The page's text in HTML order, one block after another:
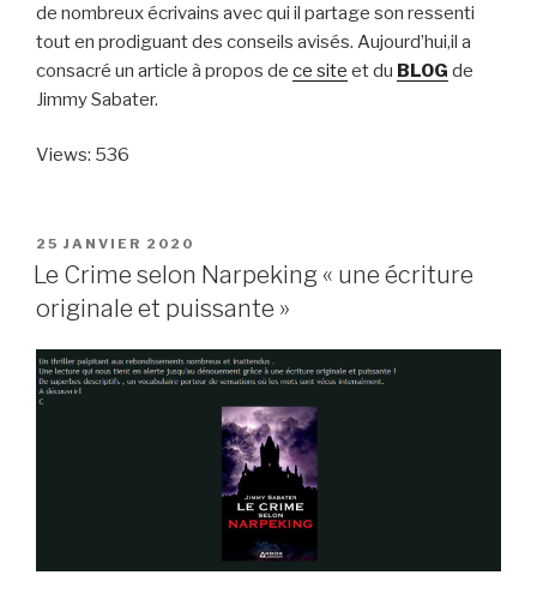
de nombreux écrivains avec qui il partage son ressenti
tout en prodiguant des conseils avisés. Aujourd’hui,il a
consacré un article à propos de ce site et du BLOG de
Jimmy Sabater.
Views: 536
PUBLIÉ
LE
25 JANVIER 2020
Le Crime selon Narpeking « une écriture
originale et puissante »